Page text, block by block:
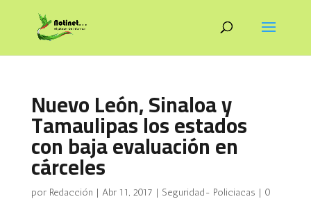
Nuevo León, Sinaloa y
Tamaulipas los estados
con baja evaluación en
cárceles
por Redacción | Abr 11, 2017 | Seguridad- Policiacas | 0